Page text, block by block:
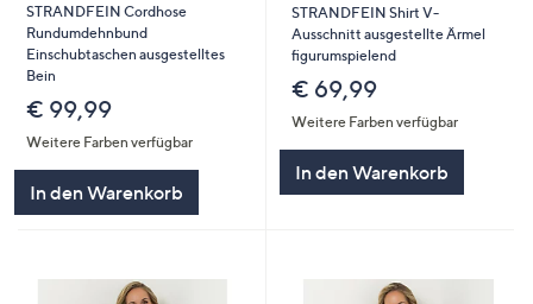
STRANDFEIN Cordhose
Rundumdehnbund
Einschubtaschen ausgestelltes
Bein
€ 99,99
Weitere Farben verfügbar
In den Warenkorb
STRANDFEIN Shirt V-
Ausschnitt ausgestellte Ärmel
figurumspielend
€ 69,99
Weitere Farben verfügbar
In den Warenkorb